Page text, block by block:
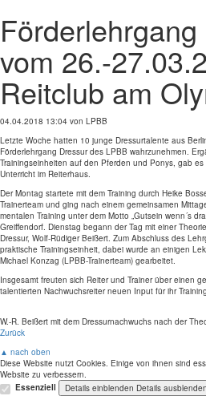
vom 26.-
Reitclub am
04.04.2018 13:04 von LPBB
Letzte Woche hatten 10 junge Dressurtalente aus
Förderlehrgang Dressur des LPBB wahrzunehmen.
Trainingseinheiten auf den Pferden und Ponys, gab
Unterricht im Reiterhaus.
Der Montag startete mit dem Training durch Heike
Trainerteam und ging nach einem gemeinsamen
mentalen Training unter dem Motto „Gutsein wenn´s
Greiffendorf. Dienstag begann der Tag mit einer
Dressur, Wolf-Rüdiger Beißert. Zum Abschluss des
praktische Trainingseinheit, dabei wurde an einigen
Michael Konzag (LPBB-Trainerteam) gearbeitet.
Insgesamt freuten sich Reiter und Trainer über einen
talentierten Nachwuchsreiter neuen Input für ihr
W.-R. Beißert mit dem Dressurnachwuchs nach der
Zurück
▲ nach oben
Diese Website nutzt Cookies. Einige von ihnen sind
Website zu verbessern.
Essenziell
Details einblenden Details ausblenden